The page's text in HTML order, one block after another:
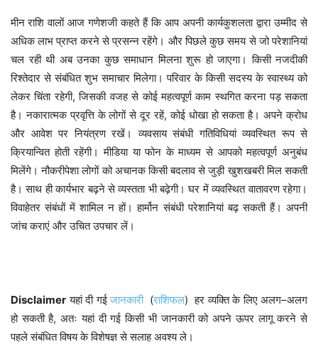
मीन राशि वालों आज गणेशजी कहते हैं किआप अपनी कार्यकुशलता द्वारा उम्मीद से
अधिक लाभ प्राप्त करने से प्रसन्न रहेंगे। और पिछले कुछ समय से जो परेशानियां
चल रही थी अब उनका कुछ समाधान मिलना शुरू हो जाएगा। किसी नजदीकी
रिश्तेदार से संबंधित शुभ समाचार मिलेगा। परिवार के किसी सदस्य के स्वास्थ्य को
लेकर चिंता रहेगी, जिसकी वजह से कोई महत्वपूर्ण काम स्थगित करना पड़ सकता
है। नकारात्मक प्रवृत्ति के लोगों से दूर रहें, कोई धोखा हो सकता है। अपने क्रोध
और आवेश पर नियंत्रण रखें। व्यवसाय संबंधी गतिविधियां व्यवस्थित रूप से
क्रियान्वित होती रहेंगी। मीडिया या फोन के माध्यम से आपको महत्वपूर्ण अनुबंध
मिलेंगे। नौकरीपेशा लोगों को अचानक किसी बदलाव से जुड़ी खुशखबरी मिल सकती
है। साथ ही कार्यभार बढ़ने से व्यस्तता भी बढ़ेगी। घर में व्यवस्थित वातावरण रहेगा।
विवाहेतर संबंधों में शामिल न हों। हार्मोन संबंधी परेशानियां बढ़ सकती हैं। अपनी
जांच कराएं और उचित उपचार लें।
Disclaimer यहां दी गई जानकारी(राशिफल)हर व्यक्ति के लिए अलग–अलग
हो सकती है,अतः यहां दी गई किसी भी जानकारी को अपने ऊपर लागू करने से
पहले संबंधित विषय के विशेषज्ञ से सलाह अवश्य ले।